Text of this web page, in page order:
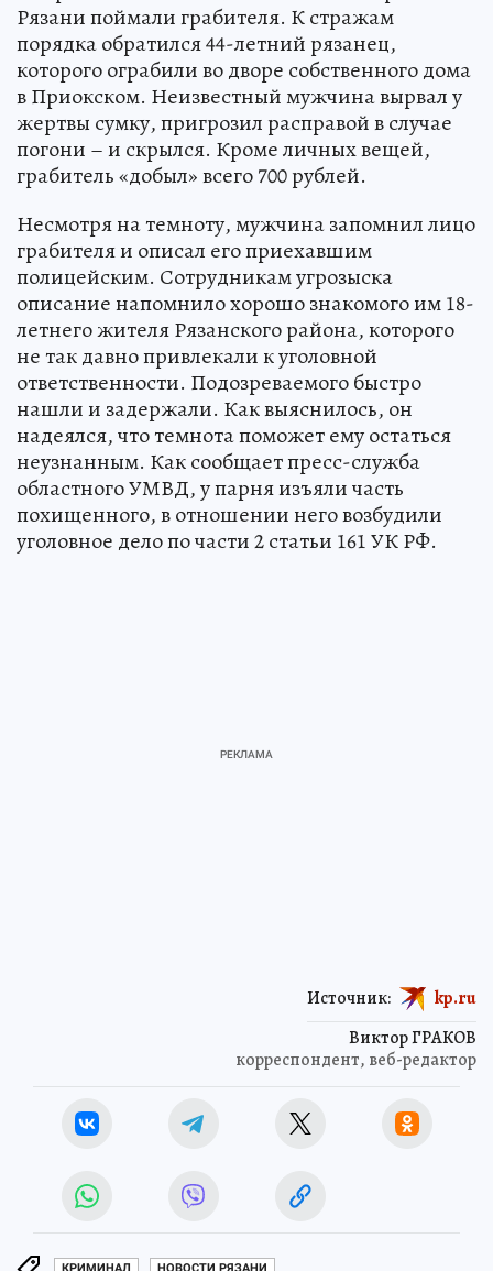
Рязани поймали грабителя. К стражам
порядка обратился 44-летний рязанец,
которого ограбили во дворе собственного дома
в Приокском. Неизвестный мужчина вырвал у
жертвы сумку, пригрозил расправой в случае
погони – и скрылся. Кроме личных вещей,
грабитель «добыл» всего 700 рублей.
Несмотря на темноту, мужчина запомнил лицо
грабителя и описал его приехавшим
полицейским. Сотрудникам угрозыска
описание напомнило хорошо знакомого им 18-
летнего жителя Рязанского района, которого
не так давно привлекали к уголовной
ответственности. Подозреваемого быстро
нашли и задержали. Как выяснилось, он
надеялся, что темнота поможет ему остаться
неузнанным. Как сообщает пресс-служба
областного УМВД, у парня изъяли часть
похищенного, в отношении него возбудили
уголовное дело по части 2 статьи 161 УК РФ.
Виктор ГРАКОВ
корреспондент, веб-редактор
Источник: kp.ru
КРИМИНАЛ НОВОСТИ РЯЗАНИ